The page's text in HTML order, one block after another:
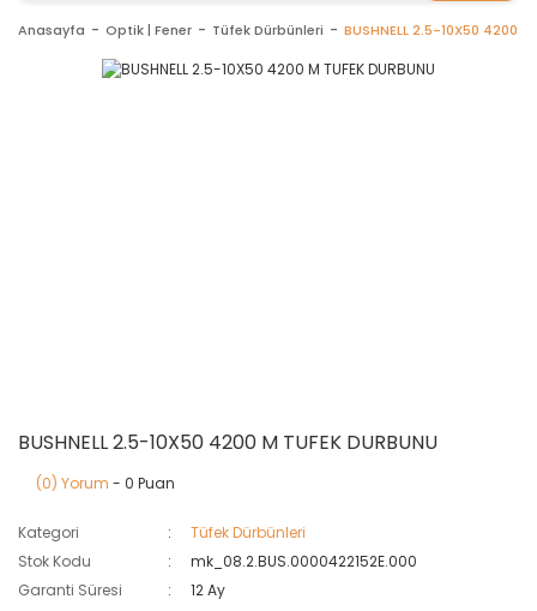
Anasayfa Optik | Fener Tüfek Dürbünleri BUSHNELL 2.5-10X50 4200 M
BUSHNELL 2.5-10X50 4200 M TUFEK DURBUNU
(0) Yorum - 0 Puan
Kategori
Tüfek Dürbünleri
Stok Kodu
mk_08.2.BUS.0000422152E.000
Garanti Süresi
12 Ay